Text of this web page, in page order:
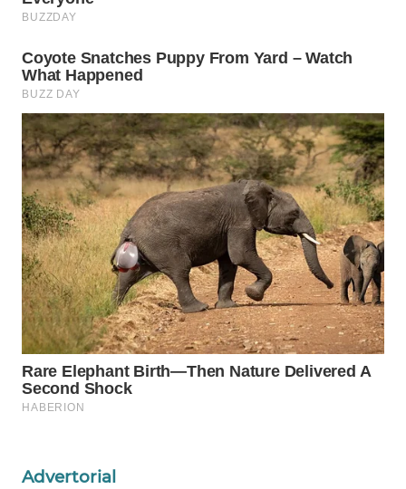
Advertorial
WN
WN
WN
BORNEO
Wahana
Media
Group
WAHANA
NEWS
WAHANA
TANI